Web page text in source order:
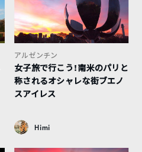
アルゼンチン
女子旅で行こう！南米のパリと
称されるオシャレな街ブエノ
スアイレス
Himi